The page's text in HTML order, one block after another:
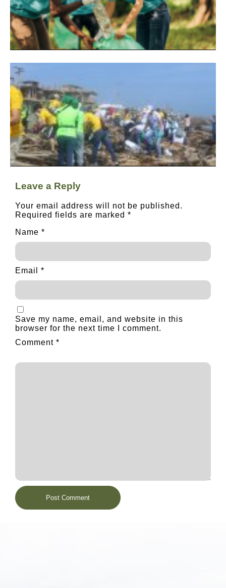
Leave a Reply
Your email address will not be published.
Required fields are marked *
Name *
Email *
Save my name, email, and website in this
browser for the next time I comment.
Comment *